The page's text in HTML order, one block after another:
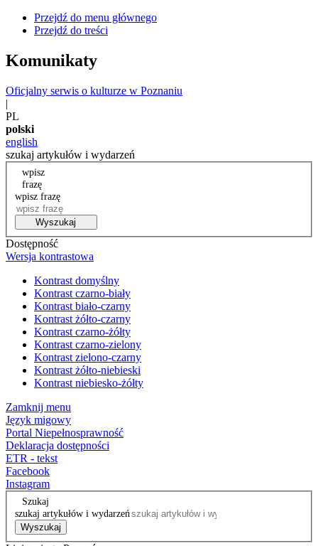
Przejdź do menu głównego
Przejdź do treści
Komunikaty
Oficjalny serwis o kulturze w Poznaniu
|
PL
polski
english
szukaj artykułów i wydarzeń
wpisz
frazę
wpisz frazę
Wyszukaj
Dostępność
Wersja kontrastowa
Kontrast domyślny
Kontrast czarno-biały
Kontrast biało-czarny
Kontrast żółto-czarny
Kontrast czarno-żółty
Kontrast czarno-zielony
Kontrast zielono-czarny
Kontrast żółto-niebieski
Kontrast niebiesko-żółty
Zamknij menu
Język migowy
Portal Niepełnosprawność
Deklaracja dostępności
ETR - tekst
Facebook
Instagram
Szukaj
szukaj artykułów i wydarzeń
Wyszukaj